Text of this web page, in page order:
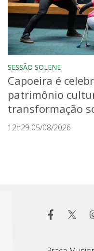
SESSÃO SOLENE
Capoeira é
patrimônio
transformação
12h29 05/08/2026